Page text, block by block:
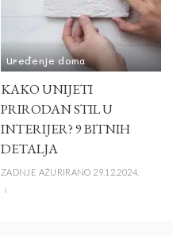
Uređenje doma
KAKO UNIJETI
PRIRODAN STIL U
INTERIJER? 9 BITNIH
DETALJA
ZADNJE AŽURIRANO 29.12.2024.